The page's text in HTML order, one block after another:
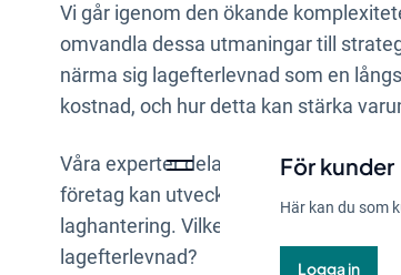
För kunder
Här kan du som
Logga in
Vi går igenom den ökande
omvandla dessa utmaningar till
närma sig lagefterlevnad som en
kostnad, och hur detta kan stärka
Våra experter delar med sig av sina
företag kan utveckla ett proaktivt och
laghantering. Vilken betydelse har
lagefterlevnad?